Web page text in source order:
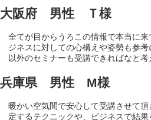
大阪府 男性 Ｔ様
全てが目からうろこの情報で本当に
ジネスに対しての心構えや姿勢も参
以外のセミナーも受講できればなと考
兵庫県 男性 M様
暖かい空気間で安心して受講させて
定するテクニックや、ビジネスで結